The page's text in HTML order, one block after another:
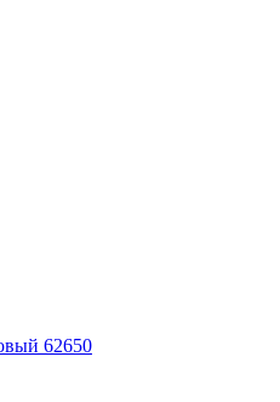
62650